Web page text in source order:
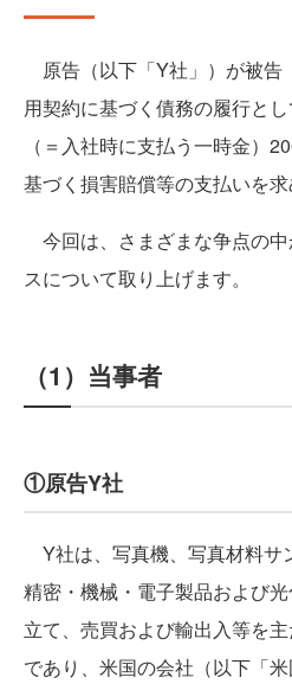
原告（以下「Y社」）が被告
用契約に基づく債務の履行と
（＝入社時に支払う一時金）
基づく損害賠償等の支払いを求
今回は、さまざまな争点の
スについて取り上げます。
（1）当事者
①原告Y社
Y社は、写真機、写真材料サ
精密・機械・電子製品および
立て、売買および輸出入等を
であり、米国の会社（以下「